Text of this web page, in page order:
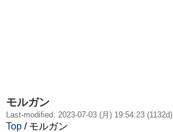
モルガン
Last-modified: 2023-07-03 (月) 19:54:23 (1132d)
Top / モルガン